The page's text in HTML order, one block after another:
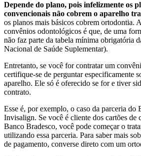
Depende do plano, pois infelizmente os
convencionais não cobrem o aparelho
os planos mais básicos cobrem ortodontia.
convênios odontológicos é que, de uma
não faz parte da tabela mínima obrigatória
Nacional de Saúde Suplementar).
Entretanto, se você for contratar um
certifique-se de perguntar especificamente
aparelho. Ele só é oferecido se for e tiver
contrato.
Esse é, por exemplo, o caso da parceria do
Invisalign. Se você é cliente dos cartões de
Banco Bradesco, você pode começar o
utilizando essa parceria. Para saber mais
de pagamento, converse direto com um